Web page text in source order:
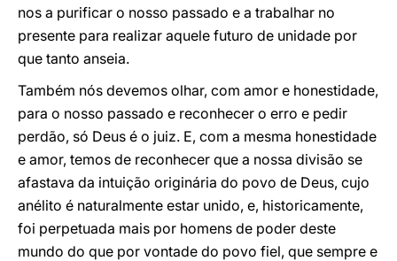
nos a purificar o nosso passado e a trabalhar no
presente para realizar aquele futuro de unidade por
que tanto anseia.
Também nós devemos olhar, com amor e honestidade,
para o nosso passado e reconhecer o erro e pedir
perdão, só Deus é o juiz. E, com a mesma honestidade
e amor, temos de reconhecer que a nossa divisão se
afastava da intuição originária do povo de Deus, cujo
anélito é naturalmente estar unido, e, historicamente,
foi perpetuada mais por homens de poder deste
mundo do que por vontade do povo fiel, que sempre e